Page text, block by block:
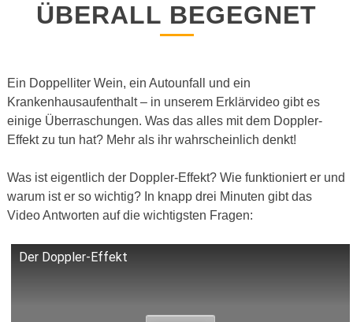
ÜBERALL BEGEGNET
Ein Doppelliter Wein, ein Autounfall und ein
Krankenhausaufenthalt – in unserem Erklärvideo gibt es
einige Überraschungen. Was das alles mit dem Doppler-
Effekt zu tun hat? Mehr als ihr wahrscheinlich denkt!
Was ist eigentlich der Doppler-Effekt? Wie funktioniert er und
warum ist er so wichtig? In knapp drei Minuten gibt das
Video Antworten auf die wichtigsten Fragen:
Der Doppler-Effekt